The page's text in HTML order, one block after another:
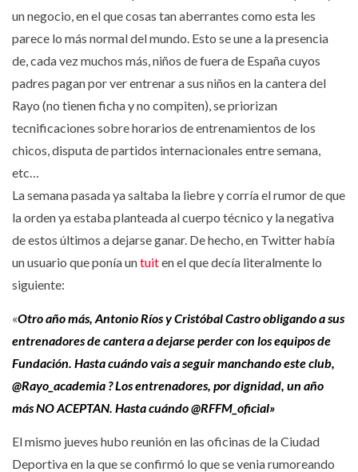
un negocio, en el que cosas tan aberrantes como esta les
parece lo más normal del mundo. Esto se une a la presencia
de, cada vez muchos más, niños de fuera de España cuyos
padres pagan por ver entrenar a sus niños en la cantera del
Rayo (no tienen ficha y no compiten), se priorizan
tecnificaciones sobre horarios de entrenamientos de los
chicos, disputa de partidos internacionales entre semana,
etc…
La semana pasada ya saltaba la liebre y corría el rumor de que
la orden ya estaba planteada al cuerpo técnico y la negativa
de estos últimos a dejarse ganar. De hecho, en Twitter había
un usuario que ponía untuiten el que decía literalmente lo
siguiente:
«Otro año más, Antonio Ríos y Cristóbal Castro obligando a sus
entrenadores de cantera a dejarse perder con los equipos de
Fundación. Hasta cuándo vais a seguir manchando este club,
@Rayo_academia ? Los entrenadores, por dignidad, un año
más NO ACEPTAN. Hasta cuándo @RFFM_oficial»
El mismo jueves hubo reunión en las oficinas de la Ciudad
Deportiva en la que se confirmó lo que se venia rumoreando